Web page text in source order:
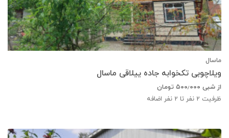
ماسال
ویلاچوبی تکخوابه جاده ییلاقی ماسال
از شبی ۵۰۰٫۰۰۰ تومان
ظرفیت 2 نفر تا 2 نفر اضافه